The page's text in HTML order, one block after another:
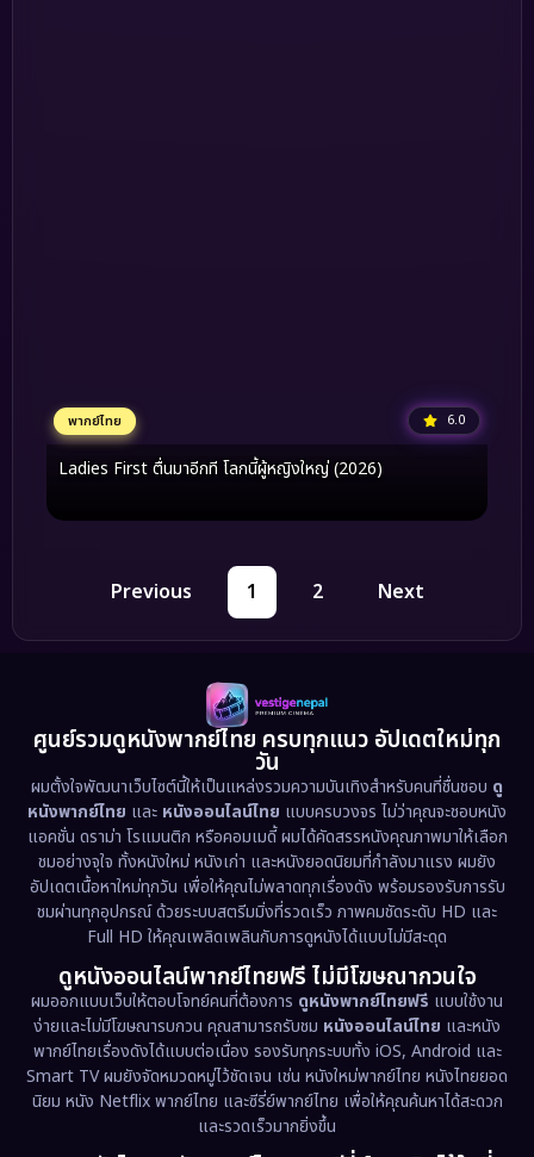
พากย์ไทย 6.0
Ladies First ตื่นมาอีกที โลกนี้ผู้หญิงใหญ่ (2026)
Previous 1 2 Next
ศูนย์รวมดูหนังพากย์ไทย ครบทุกแนว อัปเดตใหม่ทุก
วัน
ผมตั้งใจพัฒนาเว็บไซต์นี้ให้เป็นแหล่งรวมความบันเทิงสำหรับคนที่ชื่นชอบ ดู
หนังพากย์ไทย และ หนังออนไลน์ไทย แบบครบวงจร ไม่ว่าคุณจะชอบหนัง
แอคชั่น ดราม่า โรแมนติก หรือคอมเมดี้ ผมได้คัดสรรหนังคุณภาพมาให้เลือก
ชมอย่างจุใจ ทั้งหนังใหม่ หนังเก่า และหนังยอดนิยมที่กำลังมาแรง ผมยัง
อัปเดตเนื้อหาใหม่ทุกวัน เพื่อให้คุณไม่พลาดทุกเรื่องดัง พร้อมรองรับการรับ
ชมผ่านทุกอุปกรณ์ ด้วยระบบสตรีมมิ่งที่รวดเร็ว ภาพคมชัดระดับ HD และ
Full HD ให้คุณเพลิดเพลินกับการดูหนังได้แบบไม่มีสะดุด
ดูหนังออนไลน์พากย์ไทยฟรี ไม่มีโฆษณากวนใจ
ผมออกแบบเว็บให้ตอบโจทย์คนที่ต้องการ ดูหนังพากย์ไทยฟรี แบบใช้งาน
ง่ายและไม่มีโฆษณารบกวน คุณสามารถรับชม หนังออนไลน์ไทย และหนัง
พากย์ไทยเรื่องดังได้แบบต่อเนื่อง รองรับทุกระบบทั้ง iOS, Android และ
Smart TV ผมยังจัดหมวดหมู่ไว้ชัดเจน เช่น หนังใหม่พากย์ไทย หนังไทยยอด
นิยม หนัง Netflix พากย์ไทย และซีรี่ย์พากย์ไทย เพื่อให้คุณค้นหาได้สะดวก
และรวดเร็วมากยิ่งขึ้น